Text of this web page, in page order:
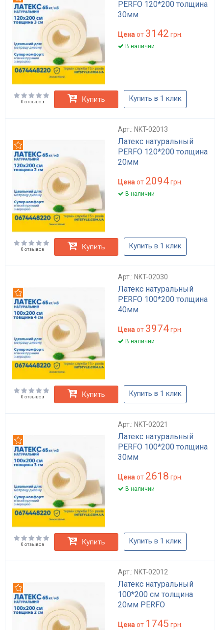
PERFO 120*200 толщина
30мм
Цена от 3142 грн.
В наличии
0 отзывов Купить Купить в 1 клик
Арт.: NKT-02013
Латекс натуральный
PERFO 120*200 толщина
20мм
Цена от 2094грн.
В наличии
0 отзывов Купить Купить в 1 клик
Арт.: NKT-02030
Латекс натуральный
PERFO 100*200 толщина
40мм
Цена от 3974грн.
В наличии
0 отзывов Купить Купить в 1 клик
Арт.: NKT-02021
Латекс натуральный
PERFO 100*200 толщина
30мм
Цена от 2618 грн.
В наличии
0 отзывов Купить Купить в 1 клик
Арт.: NKT-02012
Латекс натуральный
100*200 см толщина
20мм PERFO
Цена от 1745 грн.